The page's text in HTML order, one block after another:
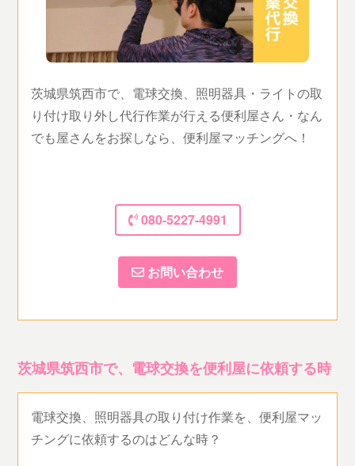
茨城県筑西市で、電球交換、照明器具・ライトの取
り付け取り外し代行作業が行える便利屋さん・なん
でも屋さんをお探しなら、便利屋マッチングへ！
080-5227-4991
お問い合わせ
茨城県筑西市で、電球交換を便利屋に依頼する時
電球交換、照明器具の取り付け作業を、便利屋マッ
チングに依頼するのはどんな時？